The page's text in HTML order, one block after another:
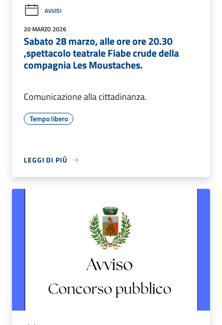
AVVISI
20 MARZO 2026
Sabato 28 marzo, alle ore ore 20.30
,spettacolo teatrale Fiabe crude della
compagnia Les Moustaches.
Comunicazione alla cittadinanza.
Tempo libero
LEGGI DI PIÙ